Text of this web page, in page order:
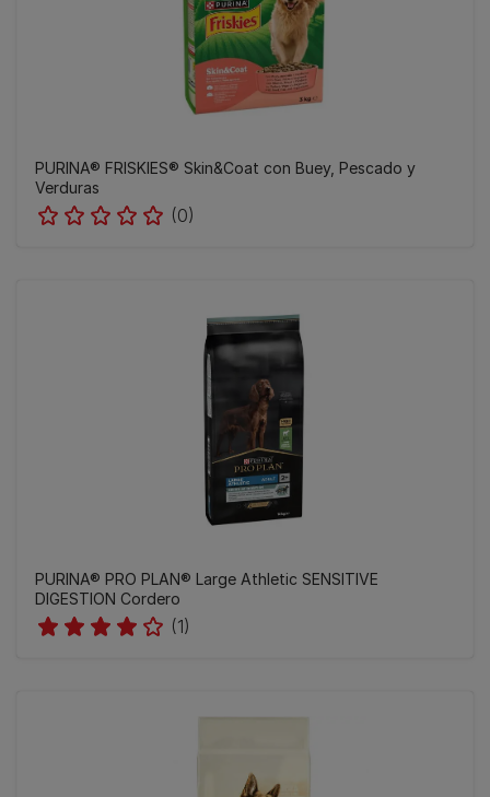
PURINA® FRISKIES® Skin&Coat con Buey, Pescado y
Verduras
(0)
PURINA® PRO PLAN® Large Athletic SENSITIVE
DIGESTION Cordero
(1)